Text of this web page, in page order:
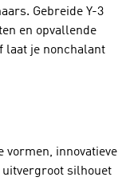
Gebreide Y-3
en opvallende
laat je nonchalant
vormen, innovatieve
uitvergroot silhouet